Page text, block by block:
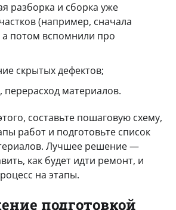
разборка и сборка уже
(например, сначала
потом вспомнили про
скрытых дефектов;
перерасход материалов.
составьте пошаговую схему,
работ и подготовьте список
Лучшее решение —
как будет идти ремонт, и
на этапы.
подготовкой